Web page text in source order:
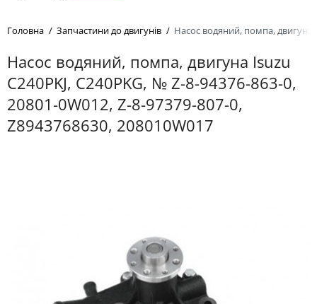
Головна Запчастини до двигунів Насос водяний, помпа, двигуна
Насос водяний, помпа, двигуна Isuzu
C240PKJ, C240PKG, № Z-8-94376-863-0,
20801-0W012, Z-8-97379-807-0,
Z8943768630, 208010W017